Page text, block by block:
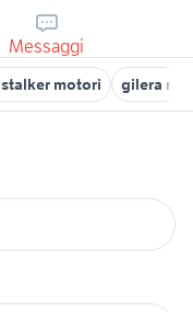
Messaggi
motori gilera